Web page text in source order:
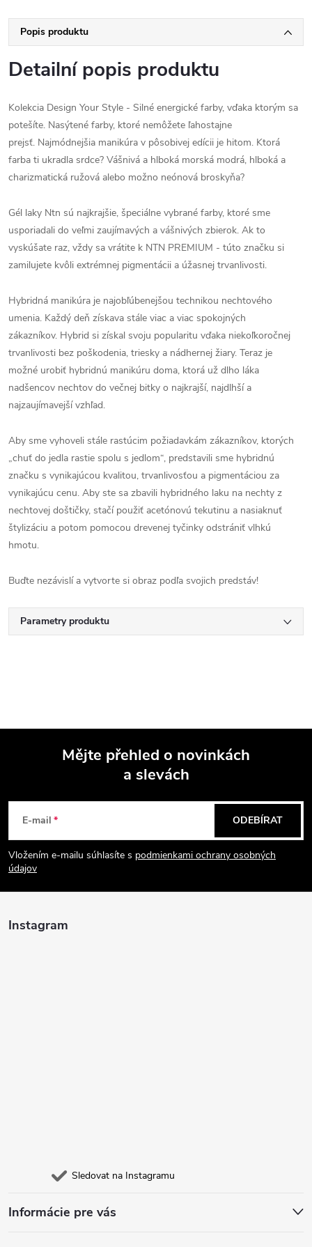
Popis produktu
Detailní popis produktu
Kolekcia Design Your Style - Silné energické farby, vďaka ktorým sa
potešíte. Nasýtené farby, ktoré nemôžete ľahostajne
prejsť. Najmódnejšia manikúra v pôsobivej edícii je hitom. Ktorá
farba ti ukradla srdce? Vášnivá a hlboká morská modrá, hlboká a
charizmatická ružová alebo možno neónová broskyňa?
Gél laky Ntn sú najkrajšie, špeciálne vybrané farby, ktoré sme
usporiadali do veľmi zaujímavých a vášnivých zbierok. Ak to
vyskúšate raz, vždy sa vrátite k NTN PREMIUM - túto značku si
zamilujete kvôli extrémnej pigmentácii a úžasnej trvanlivosti.
Hybridná manikúra je najobľúbenejšou technikou nechtového
umenia. Každý deň získava stále viac a viac spokojných
zákazníkov. Hybrid si získal svoju popularitu vďaka niekoľkoročnej
trvanlivosti bez poškodenia, triesky a nádhernej žiary. Teraz je
možné urobiť hybridnú manikúru doma, ktorá už dlho láka
nadšencov nechtov do večnej bitky o najkrajší, najdlhší a
najzaujímavejší vzhľad.
Aby sme vyhoveli stále rastúcim požiadavkám zákazníkov, ktorých
„chuť do jedla rastie spolu s jedlom“, predstavili sme hybridnú
značku s vynikajúcou kvalitou, trvanlivosťou a pigmentáciou za
vynikajúcu cenu. Aby ste sa zbavili hybridného laku na nechty z
nechtovej doštičky, stačí použiť acetónovú tekutinu a nasiaknuť
štylizáciu a potom pomocou drevenej tyčinky odstrániť vlhkú
hmotu.
Buďte nezávislí a vytvorte si obraz podľa svojich predstáv!
Parametry produktu
p
a
Mějte přehled o novinkách
a slevách
E-mail
Vložením e-mailu súhlasíte s podmienkami ochrany osobných
údajov
ODEBÍRAT
Instagram
Sledovat na Instagramu
Informácie pre vás